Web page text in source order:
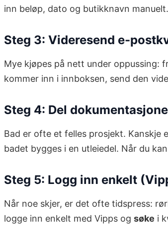
inn beløp, dato og butikknavn
Steg 3: Videresend e-
Mye kjøpes på nett under oppussing:
kommer inn i innboksen, send den
Steg 4: Del
Bad er ofte et felles prosjekt. Kanskje
badet bygges i en utleiedel. Når du kan
Steg 5: Logg inn enkelt
Når noe skjer, er det ofte tidspress:
logge inn enkelt med Vipps og søke i